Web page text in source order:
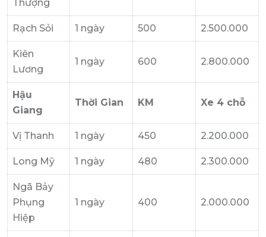
Thượng
Rạch Sỏi 1 ngày 500 2.500.000
Kiên
Lương
1 ngày 600 2.800.000
Hậu
Giang
Thời Gian KM Xe 4 chỗ
Vị Thanh 1 ngày 450 2.200.000
Long Mỹ 1 ngày 480 2.300.000
Ngã Bảy
Phụng
Hiệp
1 ngày 400 2.000.000